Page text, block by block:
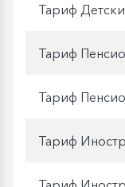
Тариф
Тариф
Тариф
Тариф